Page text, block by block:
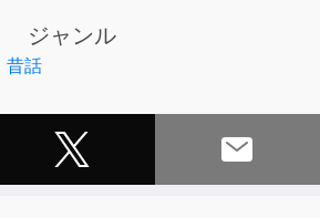
ました。
んは、タヌキを捕まえるために、
ジャンル
昔話